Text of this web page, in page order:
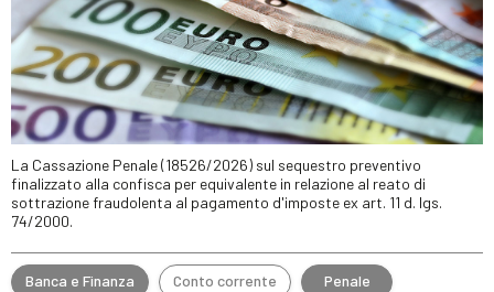
La Cassazione Penale (18526/2026) sul sequestro preventivo
finalizzato alla confisca per equivalente in relazione al reato di
sottrazione fraudolenta al pagamento d'imposte ex art. 11 d. lgs.
74/2000.
Banca e Finanza Conto corrente Penale